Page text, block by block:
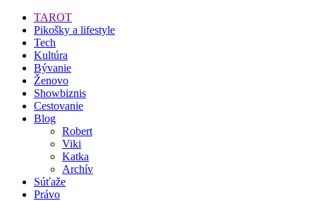
TAROT
Pikošky a lifestyle
Tech
Kultúra
Bývanie
Ženovo
Showbiznis
Cestovanie
Blog
Robert
Viki
Katka
Archív
Súťaže
Právo